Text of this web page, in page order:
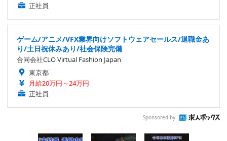
正社員
ゲーム/アニメ/VFX業界向けソフトウェアセールス/退職金あ
り/土日祝休みあり/社会保険完備
合同会社CLO Virtual Fashion Japan
東京都
月給20万円～24万円
正社員
Sponsored by